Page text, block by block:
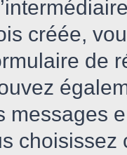
créée,
de
messages